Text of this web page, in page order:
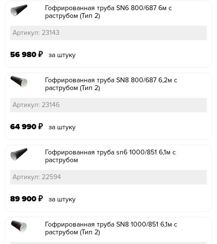
Гофрированная труба SN6 800/687 6м с
раструбом (Тип 2)
Артикул: 23143
56 980 ₽ за штуку
Гофрированная труба SN8 800/687 6,2м с
раструбом (Тип 2)
Артикул: 23146
64 990 ₽ за штуку
Гофрированная труба sn6 1000/851 6,1м с
раструбом
Артикул: 22594
89 900 ₽ за штуку
Гофрированная труба SN8 1000/851 6,1м с
раструбом (Тип 2)